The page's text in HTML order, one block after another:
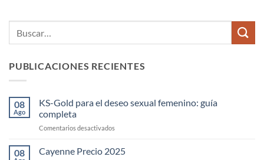
PUBLICACIONES RECIENTES
08
Ago
KS-Gold para el deseo sexual femenino: guía
completa
Comentarios desactivados
Gold
para
08 Cayenne Precio 2025